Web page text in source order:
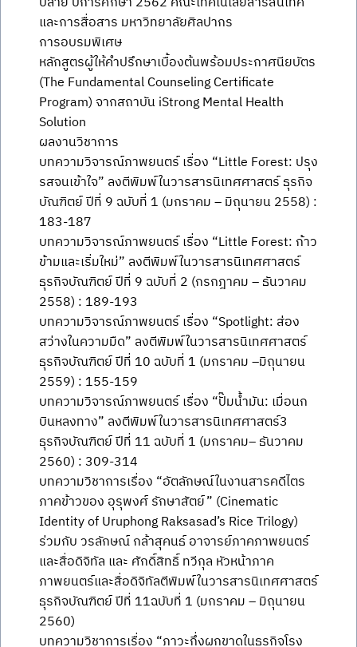
และการสื่อสาร มหาวิทยาลัยศิลปากร
การอบรมพิเศษ
หลักสูตรผู้ให้คำปรึกษาเบื้องต้นพร้อมประกาศนียบัตร
(The Fundamental Counseling Certificate
Program) จากสถาบัน iStrong Mental Health
Solution
ผลงานวิชาการ
บทความวิจารณ์ภาพยนตร์ เรื่อง “Little Forest: ปรุง
รสจนเข้าใจ” ลงตีพิมพ์ในวารสารนิเทศศาสตร์ ธุรกิจ
บัณฑิตย์ ปีที่ 9 ฉบับที่ 1 (มกราคม – มิถุนายน 2558) :
183-187
บทความวิจารณ์ภาพยนตร์ เรื่อง “Little Forest: ก้าว
ข้ามและเริ่มใหม่” ลงตีพิมพ์ในวารสารนิเทศศาสตร์
ธุรกิจบัณฑิตย์ ปีที่ 9 ฉบับที่ 2 (กรกฎาคม – ธันวาคม
2558) : 189-193
บทความวิจารณ์ภาพยนตร์ เรื่อง “Spotlight: ส่อง
สว่างในความมืด” ลงตีพิมพ์ในวารสารนิเทศศาสตร์
ธุรกิจบัณฑิตย์ ปีที่ 10 ฉบับที่ 1 (มกราคม –มิถุนายน
2559) : 155-159
บทความวิจารณ์ภาพยนตร์ เรื่อง “ปั๊มน้ำมัน: เมื่อนก
บินหลงทาง” ลงตีพิมพ์ในวารสารนิเทศศาสตร์3
ธุรกิจบัณฑิตย์ ปีที่ 11 ฉบับที่ 1 (มกราคม– ธันวาคม
2560) : 309-314
บทความวิชาการเรื่อง “อัตลักษณ์ในงานสารคดีไตร
ภาคข้าวของ อุรุพงศ์ รักษาสัตย์” (Cinematic
Identity of Uruphong Raksasad’s Rice Trilogy)
ร่วมกับ วรลักษณ์ กล้าสุคนธ์ อาจารย์ภาคภาพยนตร์
และสื่อดิจิทัล และ ศักดิ์สิทธิ์ ทวีกุล หัวหน้าภาค
ภาพยนตร์และสื่อดิจิทัลตีพิมพ์ในวารสารนิเทศศาสตร์
ธุรกิจบัณฑิตย์ ปีที่ 11ฉบับที่ 1 (มกราคม – มิถุนายน
2560)
บทความวิชาการเรื่อง “ภาวะกึ่งผูกขาดในธุรกิจโรง